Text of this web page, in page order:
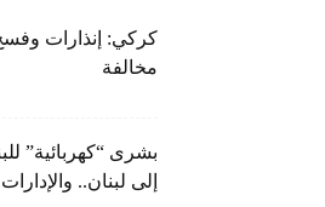
كركي: إنذارات
مخالفة
بشرى “كهربائية”
إلى لبنان..